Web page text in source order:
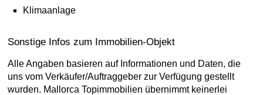
Klimaanlage
Sonstige Infos zum Immobilien-Objekt
Alle Angaben basieren auf Informationen und Daten, die
uns vom Verkäufer/Auftraggeber zur Verfügung gestellt
wurden. Mallorca Topimmobilien übernimmt keinerlei